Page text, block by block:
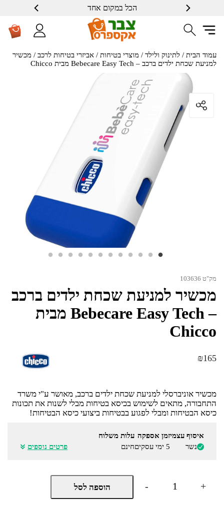
הכל במקום אחד
שרות ברמה גבוה
עמוד הבית / לתינוק ולילד / מוצרי בטיחות / אביזרי בטיחות לרכב / מכשיר
למניעת שכחת ילדים ברכב – Bebecare Easy Tech מבית Chicco
מק"ט 103636
מכשיר למניעת שכחת ילדים ברכב
– Bebecare Easy Tech מבית
Chicco
₪165
מכשיר אוניברסלי למניעת שכחת ילדים ברכב, מאושר ע"י משרד
התחבורה, מתאים לשימוש בכיסא בטיחות מבלי לשנות את תכונות
כיסא הבטיחות ומבלי לפגוע בבטיחות ביצועי כיסא הבטיחות!
איסוף עצמי
נשר
זמן אספקה
5 ימי עסקים
עלות משלוח
חינם
פרטים נוספים
-
כמות
מכשיר
+ הוספה לסל